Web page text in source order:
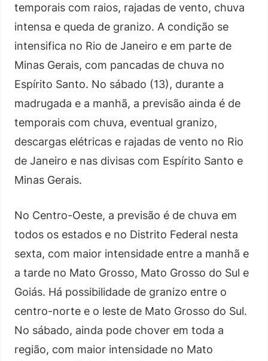
temporais com raios, rajadas de vento, chuva
intensa e queda de granizo. A condição se
intensifica no Rio de Janeiro e em parte de
Minas Gerais, com pancadas de chuva no
Espírito Santo. No sábado (13), durante a
madrugada e a manhã, a previsão ainda é de
temporais com chuva, eventual granizo,
descargas elétricas e rajadas de vento no Rio
de Janeiro e nas divisas com Espírito Santo e
Minas Gerais.
No Centro-Oeste, a previsão é de chuva em
todos os estados e no Distrito Federal nesta
sexta, com maior intensidade entre a manhã e
a tarde no Mato Grosso, Mato Grosso do Sul e
Goiás. Há possibilidade de granizo entre o
centro-norte e o leste de Mato Grosso do Sul.
No sábado, ainda pode chover em toda a
região, com maior intensidade no Mato